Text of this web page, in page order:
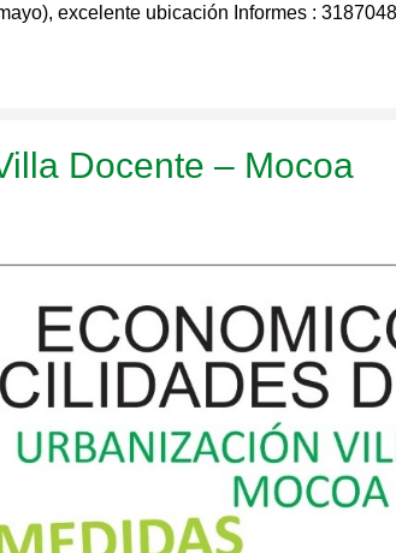
excelente ubicación Informes :
Docente – Mocoa